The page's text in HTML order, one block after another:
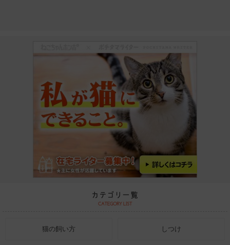
猫の飼い方 しつけ